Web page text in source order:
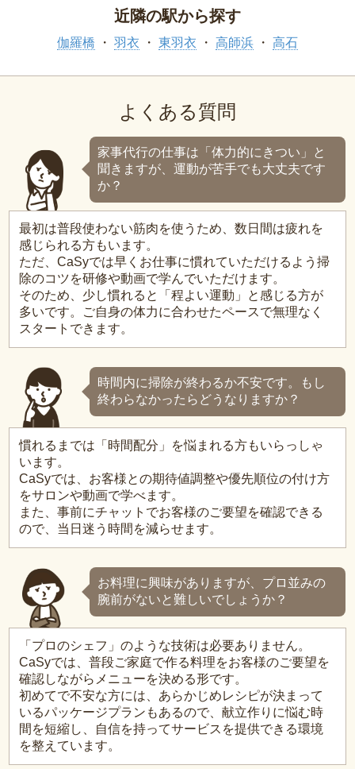
近隣の駅から探す
伽羅橋 羽衣 東羽衣 高師浜 高石
よくある質問
家事代行の仕事は「体力的にきつい」と
聞きますが、運動が苦手でも大丈夫です
か？
最初は普段使わない筋肉を使うため、数日間は疲れを
感じられる方もいます。
ただ、CaSyでは早くお仕事に慣れていただけるよう掃
除のコツを研修や動画で学んでいただけます。
そのため、少し慣れると「程よい運動」と感じる方が
多いです。ご自身の体力に合わせたペースで無理なく
スタートできます。
時間内に掃除が終わるか不安です。もし
終わらなかったらどうなりますか？
慣れるまでは「時間配分」を悩まれる方もいらっしゃ
います。
CaSyでは、お客様との期待値調整や優先順位の付け方
をサロンや動画で学べます。
また、事前にチャットでお客様のご要望を確認できる
ので、当日迷う時間を減らせます。
お料理に興味がありますが、プロ並みの
腕前がないと難しいでしょうか？
「プロのシェフ」のような技術は必要ありません。
CaSyでは、普段ご家庭で作る料理をお客様のご要望を
確認しながらメニューを決める形です。
初めてで不安な方には、あらかじめレシピが決まって
いるパッケージプランもあるので、献立作りに悩む時
間を短縮し、自信を持ってサービスを提供できる環境
を整えています。